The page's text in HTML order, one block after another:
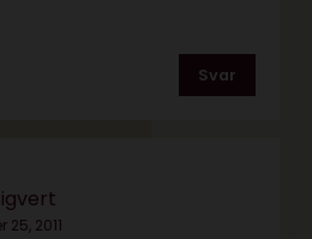
Svar
2011